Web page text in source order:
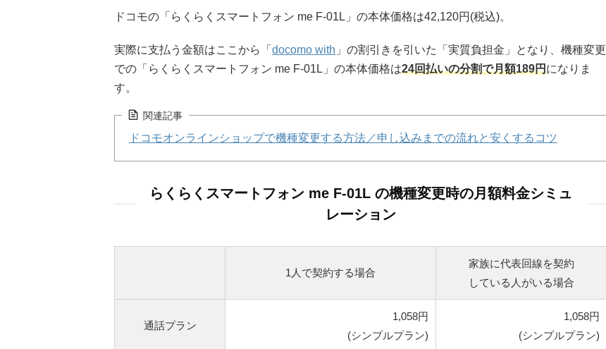
ドコモの「らくらくスマートフォン me F-01L」の本体価格は42,120円(税込)。
実際に支払う金額はここから「 docomo with 」の割引きを引いた「実質負担金」となり、機種変更
での「らくらくスマートフォン me F-01L」の本体価格は24回払いの分割で月額189円になりま
す。
関連記事
ドコモオンラインショップで機種変更する方法／申し込みまでの流れと安くするコツ
らくらくスマートフォン me F-01L の機種変更時の月額料金シミュ
レーション
1人で契約する場合
家族に代表回線を契約
している人がいる場合
通話プラン
1,058円
(シンプルプラン)
1,058円
(シンプルプラン)